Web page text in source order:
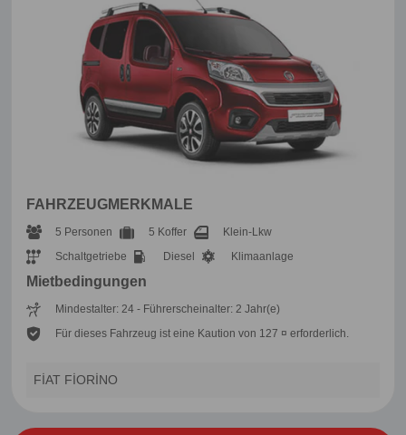
FAHRZEUGMERKMALE
5 Personen 5 Koffer
Klein-Lkw
Schaltgetriebe
Diesel Klimaanlage
Mietbedingungen
Mindestalter: 24 - Führerscheinalter: 2 Jahr(e)
Für dieses Fahrzeug ist eine Kaution von 127 ¤ erforderlich.
FİAT FİORİNO